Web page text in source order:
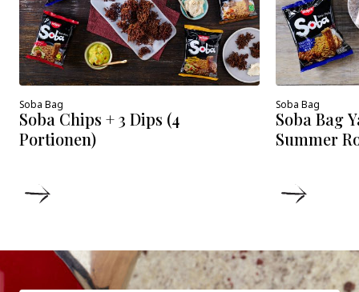
Soba Bag
Soba Chips + 3 Dips (4
Portionen)
Soba Bag
Soba Bag
Summer